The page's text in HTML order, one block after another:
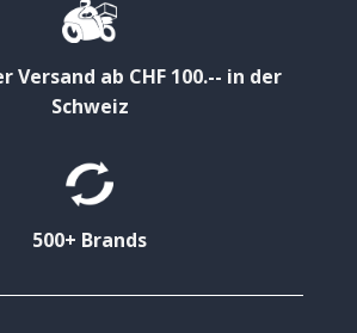
Versand ab CHF 100.-- in der
Schweiz
500+ Brands